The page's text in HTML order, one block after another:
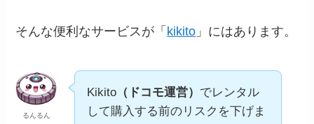
そんな便利なサービスが「 kikito 」にはあります。
るんるん
Kikito （ドコモ運営） でレンタル
して購入する前のリスクを下げま